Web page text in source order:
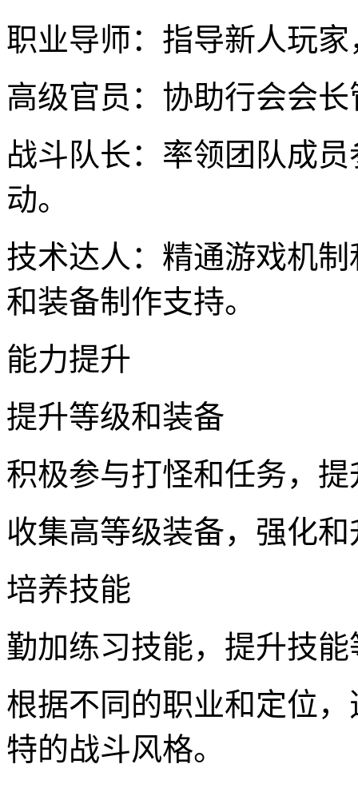
职业导师：指导新人玩
高级官员：协助行会会
战斗队长：率领团队成
动。
技术达人：精通游戏机
和装备制作支持。
能力提升
提升等级和装备
积极参与打怪和任务，
收集高等级装备，强化
培养技能
勤加练习技能，提升技能
根据不同的职业和定位
特的战斗风格。